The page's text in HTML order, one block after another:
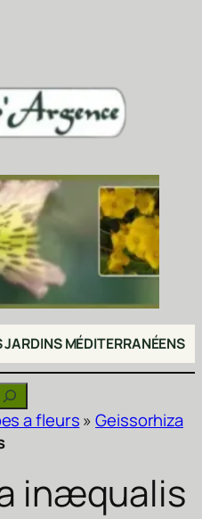
JARDINS MÉDITERRANÉENS
a fleurs»Geissorhiza
inæqualis